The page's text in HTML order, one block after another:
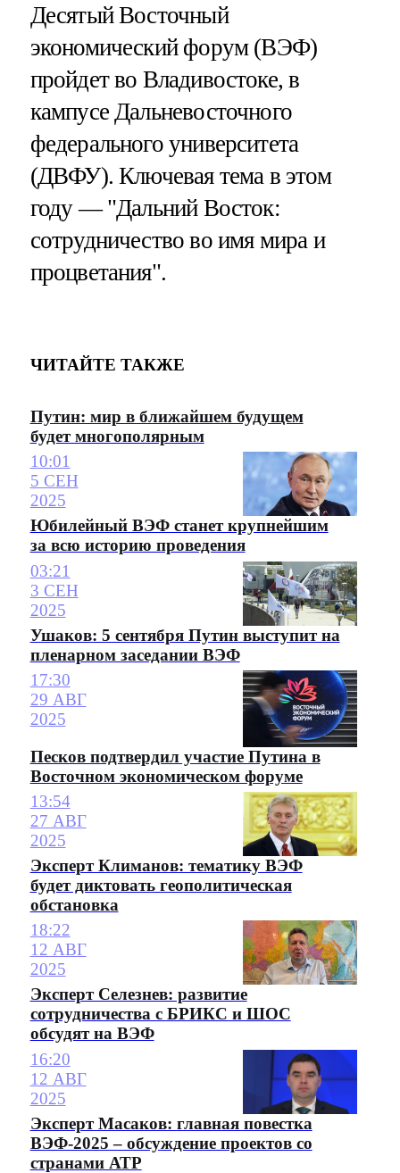
Десятый Восточный
экономический форум (ВЭФ)
пройдет во Владивостоке, в
кампусе Дальневосточного
федерального университета
(ДВФУ). Ключевая тема в этом
году — "Дальний Восток:
сотрудничество во имя мира и
процветания".
ЧИТАЙТЕ ТАКЖЕ
Путин: мир в ближайшем будущем
будет многополярным
10:01
5 СЕН
2025
Юбилейный ВЭФ станет крупнейшим
за всю историю проведения
03:21
3 СЕН
2025
Ушаков: 5 сентября Путин выступит на
пленарном заседании ВЭФ
17:30
29 АВГ
2025
Песков подтвердил участие Путина в
Восточном экономическом форуме
13:54
27 АВГ
2025
Эксперт Климанов: тематику ВЭФ
будет диктовать геополитическая
обстановка
18:22
12 АВГ
2025
Эксперт Селезнев: развитие
сотрудничества с БРИКС и ШОС
обсудят на ВЭФ
16:20
12 АВГ
2025
Эксперт Масаков: главная повестка
ВЭФ-2025 – обсуждение проектов со
странами АТР